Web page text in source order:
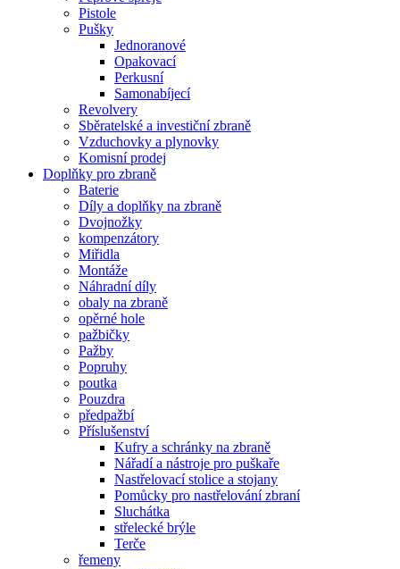
Pistole
Pušky
Jednoranové
Opakovací
Perkusní
Samonabíjecí
Revolvery
Sběratelské a investiční zbraně
Vzduchovky a plynovky
Komisní prodej
Doplňky pro zbraně
Baterie
Díly a doplňky na zbraně
Dvojnožky
kompenzátory
Miřidla
Montáže
Náhradní díly
obaly na zbraně
opěrné hole
pažbičky
Pažby
Popruhy
poutka
Pouzdra
předpažbí
Příslušenství
Kufry a schránky na zbraně
Nářadí a nástroje pro puškaře
Nastřelovací stolice a stojany
Pomůcky pro nastřelování zbraní
Sluchátka
střelecké brýle
Terče
řemeny